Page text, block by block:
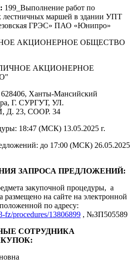
199_Выполнение работ по
лестничных маршей в здании УПТ
ГРЭС» ПАО «Юнипро»
АКЦИОНЕРНОЕ ОБЩЕСТВО
АКЦИОНЕРНОЕ
628406, Ханты-Мансийский
Г. СУРГУТ, УЛ.
23, СООР. 34
18:47 (МСК) 13.05.2025 г.
до 17:00 (МСК) 26.05.2025
ЗАПРОСА ПРЕДЛОЖЕНИЙ:
закупочной процедуры, а
размещено на сайте на электронной
по адресу:
fz/procedures/13806899 , №ЗП505589
СОТРУДНИКА